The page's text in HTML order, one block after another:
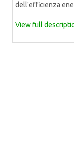
dell'efficienza
View full